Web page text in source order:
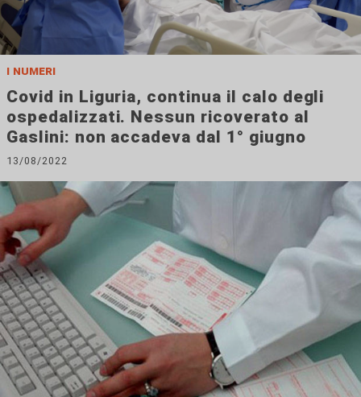
i numeri
Covid in Liguria, continua il calo degli
ospedalizzati. Nessun ricoverato al
Gaslini: non accadeva dal 1° giugno
13/08/2022